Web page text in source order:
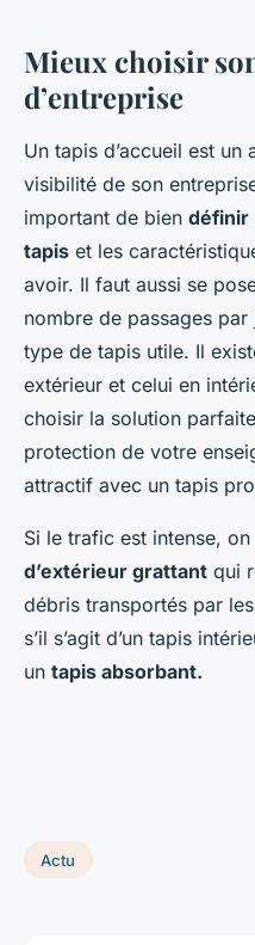
Mieux choisir
d’entreprise
Un tapis d’accueil est
visibilité de son
important de bien définir
tapis et les
avoir. Il faut aussi se
nombre de passages
type de tapis utile. Il
extérieur et celui en
choisir la solution
protection de votre
attractif avec un tapis
Si le trafic est intense,
d’extérieur grattant qui
débris transportés par
s’il s’agit d’un tapis
un tapis absorbant.
Actu